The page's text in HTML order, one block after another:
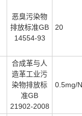
恶臭污染物
排放标准GB
14554-93
20
合成革与人
造革工业污
染物排放标
准GB
21902-2008
0.5mg/